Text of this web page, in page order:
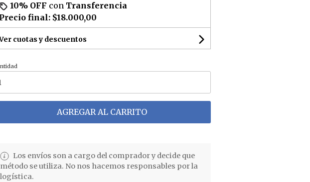
10% OFF con Transferencia
Precio final: $18.000,00
cuotas y descuentos
AGREGAR AL CARRITO
Los envíos son a cargo del comprador y decide que
método se utiliza. No nos hacemos responsables por la
logística.